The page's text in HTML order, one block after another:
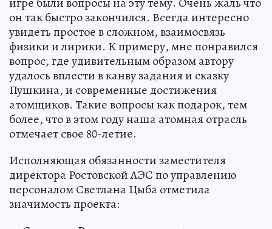
он так быстро закончился. Всегда интересно
увидеть простое в сложном, взаимосвязь
физики и лирики. К примеру, мне понравился
вопрос, где удивительным образом автору
удалось вплести в канву задания и сказку
Пушкина, и современные достижения
атомщиков. Такие вопросы как подарок, тем
более, что в этом году наша атомная отрасль
отмечает свое 80-летие.
Исполняющая обязанности заместителя
директора Ростовской АЭС по управлению
персоналом Светлана Цыба отметила
значимость проекта: